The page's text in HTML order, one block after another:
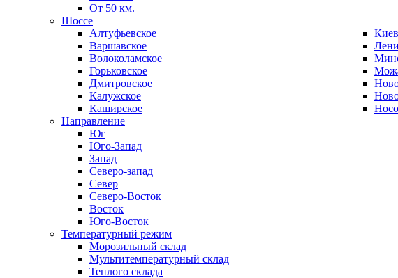
От 50 км.
Шоссе
Алтуфьевское
Варшавское
Волоколамское
Горьковское
Дмитровское
Калужское
Каширское
Направление
Юг
Юго-Запад
Запад
Северо-запад
Север
Северо-Восток
Восток
Юго-Восток
Температурный режим
Морозильный склад
Мультитемпературный склад
Теплого склада